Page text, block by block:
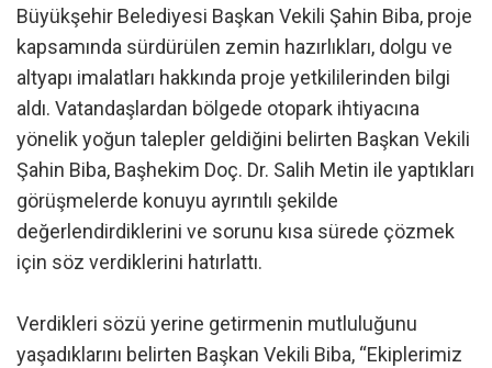
Büyükşehir Belediyesi Başkan Vekili Şahin Biba, proje
kapsamında sürdürülen zemin hazırlıkları, dolgu ve
altyapı imalatları hakkında proje yetkililerinden bilgi
aldı. Vatandaşlardan bölgede otopark ihtiyacına
yönelik yoğun talepler geldiğini belirten Başkan Vekili
Şahin Biba, Başhekim Doç. Dr. Salih Metin ile yaptıkları
görüşmelerde konuyu ayrıntılı şekilde
değerlendirdiklerini ve sorunu kısa sürede çözmek
için söz verdiklerini hatırlattı.
Verdikleri sözü yerine getirmenin mutluluğunu
yaşadıklarını belirten Başkan Vekili Biba, “Ekiplerimiz